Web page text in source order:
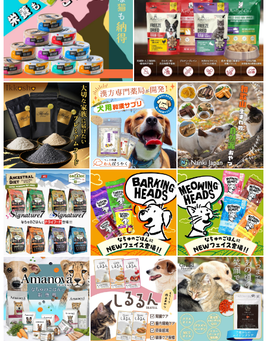
特集 ドッグフードの涙やけ対策
特集 穀物不使用 ドッグフード（ドライ）
フリーズドライ ドッグフード
エアドライ ドッグフード
愛猫用ウェット300円以下コーナー
全年齢対応 フード for CAT
キトン用 フード for CAT
成猫用 フード for CAT
シニア猫用 フード for CAT